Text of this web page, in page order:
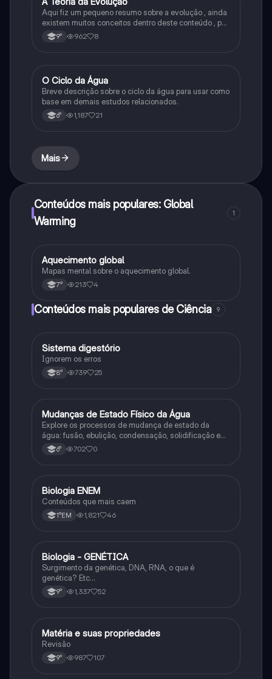
Aqui fiz um pequeno resumo sobre a evolução , ainda
existem muitos conceitos dentro deste conteúdo , por
isso sempre é bom procurar por mais fontes e
algumas questões para se resolver e fixar melhor.
9° 962 8
Química
O Ciclo da Água
Breve descrição sobre o ciclo da água para usar como
base em demais estudos relacionados.
6° 1,187 21
Mais
Conteúdos mais populares: Global
Warming
1
Ciência
Aquecimento global
Mapas mental sobre o aquecimento global.
7° 213 4
Conteúdos mais populares de Ciência 9
Ciência
Sistema digestório
Ignorem os erros
8° 739 25
MCiência
Mudanças de Estado Físico da Água
Explore os processos de mudança de estado da
água: fusão, ebulição, condensação, solidificação e
sublimação.
6° 702 0
Ciência
Biologia ENEM
Conteúdos que mais caem
1°EM 1,821 46
Ciência
Biologia - GENÉTICA
Surgimento da genética, DNA, RNA, o que é
genética? Etc…
9° 1,337 52
Ciência
Matéria e suas propriedades
Revisão
9° 987 107